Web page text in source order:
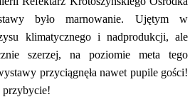
było marnowanie. Ujętym w
klimatycznego i nadprodukcji, ale
szerzej, na poziomie meta tego
przyciągnęła nawet pupile gości!
przybycie!